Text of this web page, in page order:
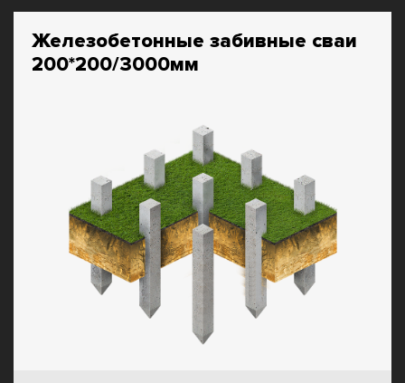
Железобетонные забивные сваи
200*200/3000мм